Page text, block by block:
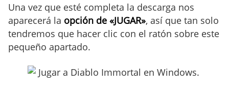
Una vez que esté completa la descarga nos
aparecerá la opción de «JUGAR», así que tan solo
tendremos que hacer clic con el ratón sobre este
pequeño apartado.